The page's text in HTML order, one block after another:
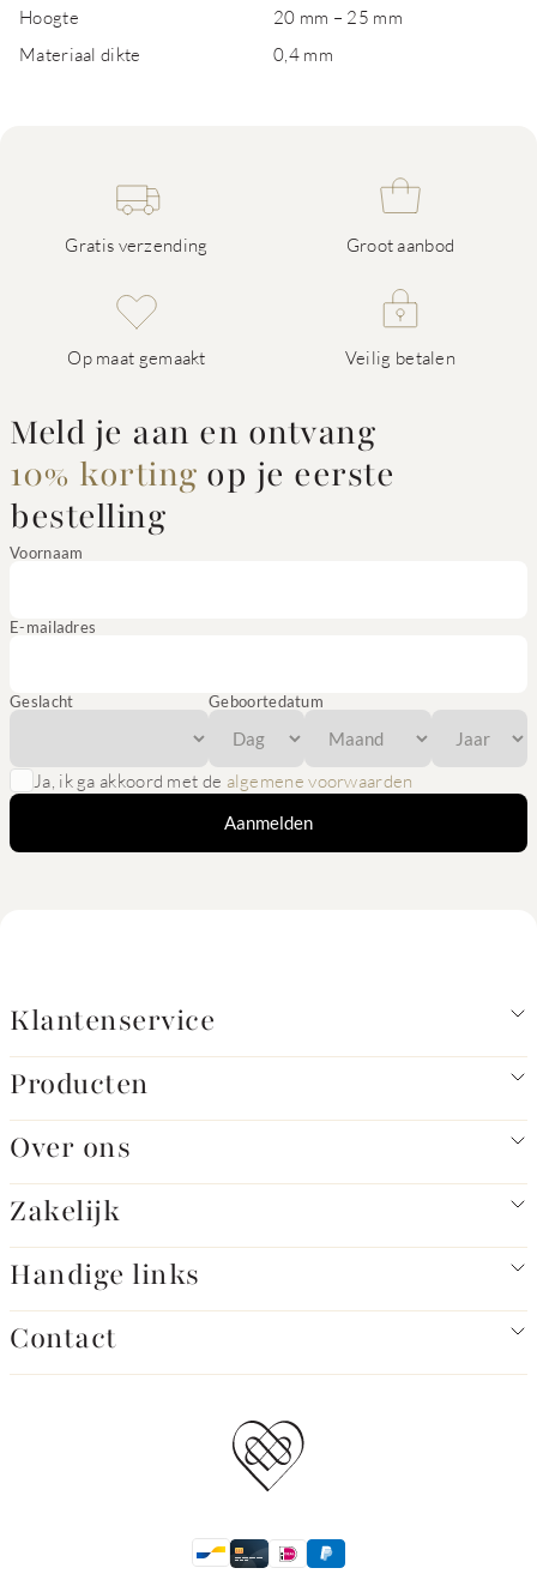
Hoogte
20 mm – 25 mm
Materiaal dikte
0,4 mm
Gratis verzending Groot aanbod
Op maat gemaakt Veilig betalen
Meld je aan en ontvang
10% korting op je eerste
bestelling
Voornaam
E-mailadres
Geslacht Geboortedatum
Ja, ik ga akkoord met de algemene voorwaarden
Aanmelden
Klantenservice
Producten
Over ons
Zakelijk
Handige links
Contact